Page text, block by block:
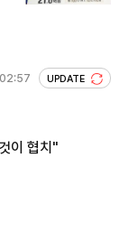
UPDATE
이 협치"